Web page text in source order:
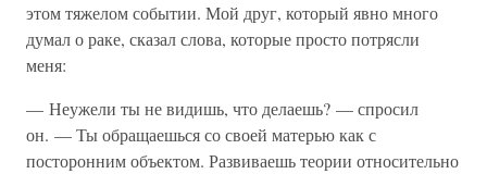
этом тяжелом событии. Мой друг, который явно много
думал о раке, сказал слова, которые просто потрясли
меня:
— Неужели ты не видишь, что делаешь? — спросил
он. — Ты обращаешься со своей матерью как с
посторонним объектом. Развиваешь теории относительно